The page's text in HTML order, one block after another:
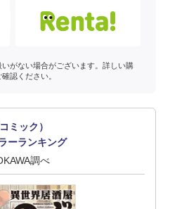
がない場合がございます。詳しい購
認ください。
ミック）
ーランキング
調べ